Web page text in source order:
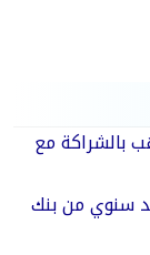
بالشراكة مع
سنوي من بنك